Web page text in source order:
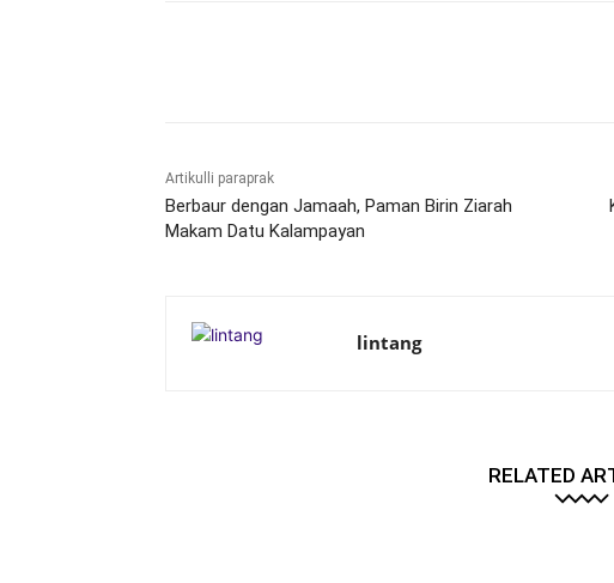
Artikulli paraprak
Berbaur dengan Jamaah, Paman Birin Ziarah
Makam Datu Kalampayan
lintang
RELATED